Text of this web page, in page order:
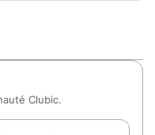
Clubic.